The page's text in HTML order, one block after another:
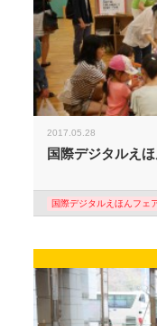
2017.05.28
国際デジタルえ
国際デジタルえほんフェ